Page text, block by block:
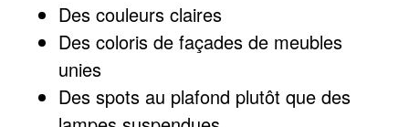
Des couleurs claires
Des coloris de façades de meubles
unies
Des spots au plafond plutôt que des